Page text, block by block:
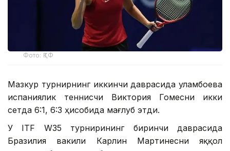
Фото: ҚТФ
Мазкур турнирнинг иккинчи даврасида Қуламбоева
испаниялик теннисчи Виктория Гомесни икки
сетда 6:1, 6:3 ҳисобида мағлуб этди.
У ITF W35 турнирининг биринчи даврасида
Бразилия вакили Карлин Мартинесни яққол